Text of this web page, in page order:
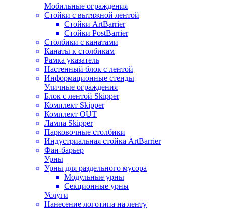
Мобильные ограждения
Стойки с вытяжной лентой
Стойки ArtBarrier
Стойки PostBarrier
Столбики с канатами
Канаты к столбикам
Рамка указатель
Настенный блок с лентой
Информационные стенды
Уличные ограждения
Блок с лентой Skipper
Комплект Skipper
Комплект OUT
Лампа Skipper
Парковочные столбики
Индустриальная стойка ArtBarrier
Фан-барьер
Урны
Урны для раздельного мусора
Модульные урны
Секционные урны
Услуги
Нанесение логотипа на ленту